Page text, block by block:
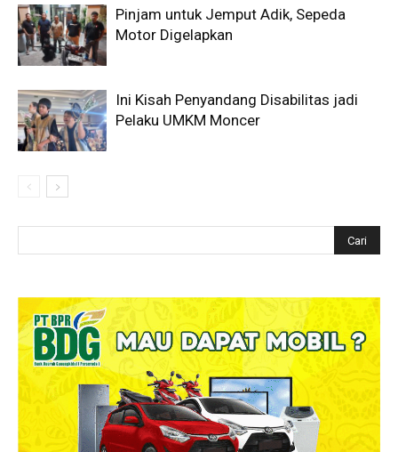
Pinjam untuk Jemput Adik, Sepeda
Motor Digelapkan
Ini Kisah Penyandang Disabilitas jadi
Pelaku UMKM Moncer